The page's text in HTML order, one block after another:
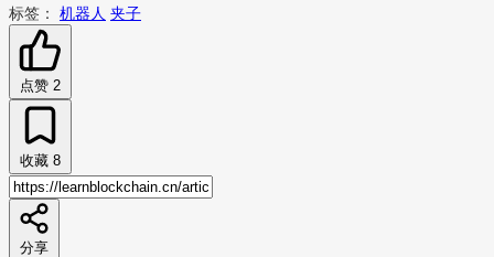
标签： 机器人 夹子
点赞 2
收藏 8
分享